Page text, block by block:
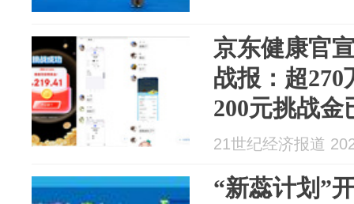
京东健康官
战报：超270
200元挑战金
21世纪经济报道
“新蕊计划”